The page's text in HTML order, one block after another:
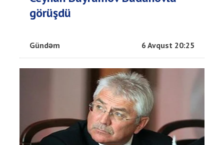
görüşdü
Gündəm 6 Avqust 20:25